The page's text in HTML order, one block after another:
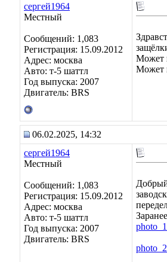
сергей1964
Местный
Сообщений: 1,083
Регистрация: 15.09.2012
Адрес: москва
Авто: т-5 шаттл
Год выпуска: 2007
Двигатель: BRS
Может
Может
06.02.2025, 14:32
сергей1964
Местный
Сообщений: 1,083
Регистрация: 15.09.2012
Адрес: москва
Авто: т-5 шаттл
Год выпуска: 2007
Двигатель: BRS